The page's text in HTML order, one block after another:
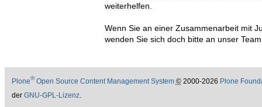
weiterhelfen.
Wenn Sie an einer Zusammenarbeit mit
wenden Sie sich doch bitte an unser
Plone®Open Source Content Management System ©2000-2026 Plone
der GNU-GPL-Lizenz.